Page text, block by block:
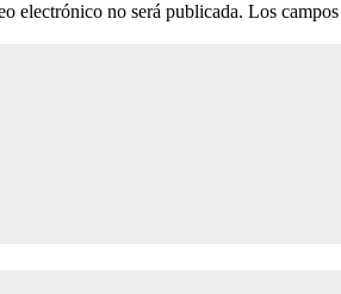
electrónico no será publicada. Los